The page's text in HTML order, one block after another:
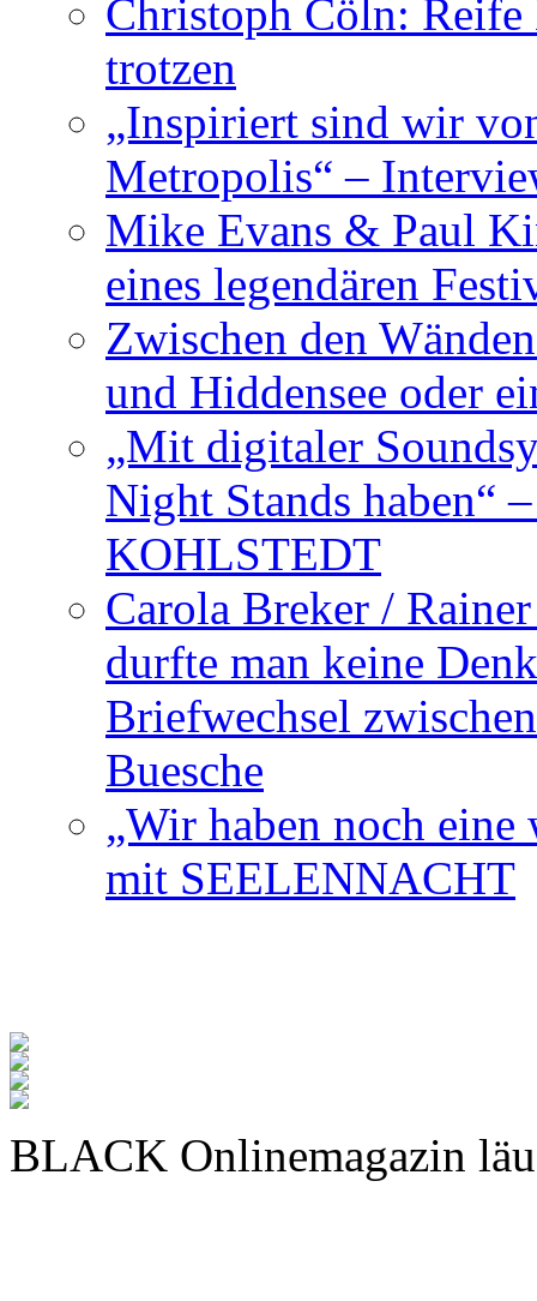
Christoph Cöln:
trotzen
„Inspiriert sind wir
Metropolis“ –
Mike Evans & Paul
eines legendären
Zwischen den
und Hiddensee oder
„Mit digitaler
Night Stands haben“
KOHLSTEDT
Carola Breker /
durfte man keine
Briefwechsel
Buesche
„Wir haben noch
mit SEELENNACHT
BLACK Onlinemagazin